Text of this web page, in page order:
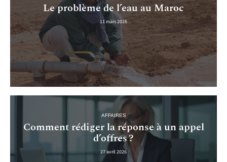
Le problème de l’eau au Maroc
11 mars 2026
AFFAIRES
Comment rédiger la réponse à un appel
d’offres ?
27 avril 2026